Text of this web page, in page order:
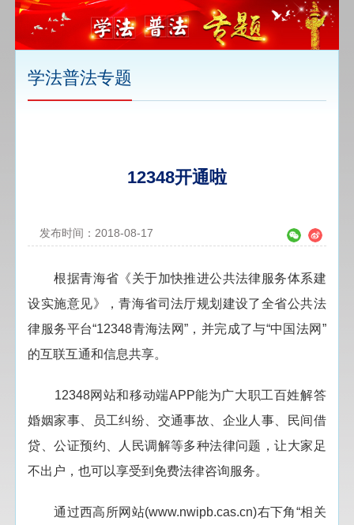
学法普法专题
12348开通啦
发布时间：2018-08-17
根据青海省《关于加快推进公共法律服务体系建
设实施意见》，青海省司法厅规划建设了全省公共法
律服务平台“12348青海法网”，并完成了与“中国法网”
的互联互通和信息共享。
12348网站和移动端APP能为广大职工百姓解答
婚姻家事、员工纠纷、交通事故、企业人事、民间借
贷、公证预约、人民调解等多种法律问题，让大家足
不出户，也可以享受到免费法律咨询服务。
通过西高所网站(www.nwipb.cas.cn)右下角“相关